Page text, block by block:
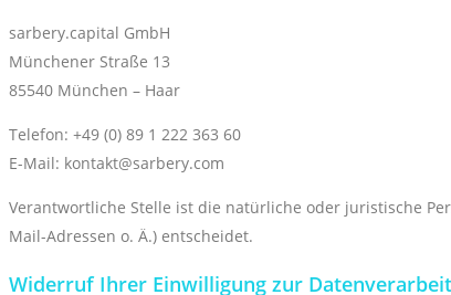
sarbery.capital GmbH
Münchener Straße 13
85540 München – Haar
Telefon: +49 (0) 89 1 222 363 60
E-Mail: kontakt@sarbery.com
Verantwortliche Stelle ist die natürliche oder juristische
Mail-Adressen o. Ä.) entscheidet.
Widerruf Ihrer Einwilligung zur